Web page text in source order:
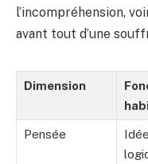
l’incompréhension,
avant tout d’une
Dimension
Pensée